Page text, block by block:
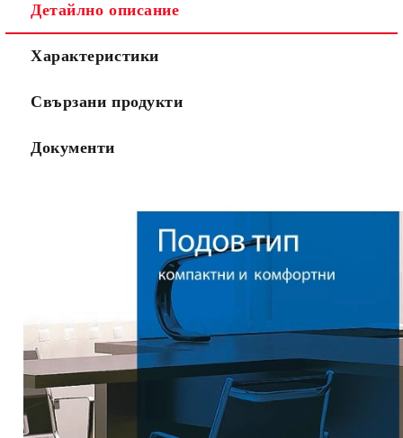
Детайлно описание
Характеристики
Свързани продукти
Документи